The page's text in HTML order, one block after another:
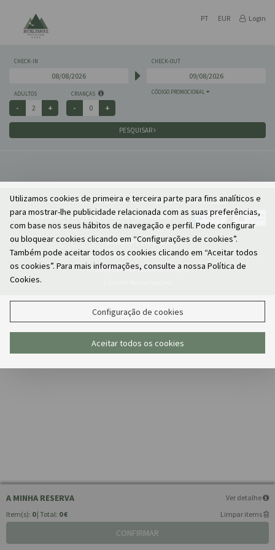
PT EUR Login
CHECK-IN CHECK-OUT
CÓDIGO PROMOCIONAL
ADULTOS CRIANÇAS
PESQUISAR
A MINHA RESERVA
Ver detalhe
Item(s): 0 | Total: 0 € Limpar items
CONFIRMAR
© 2026Hotel Parque Serra da LousãPowered bye-GDS
- Because a Hotel Sells More Than Rooms
Política de Privacidade
Política de Cookies
Resolução Alternativa de Litígios
Utilizamos cookies de primeira e terceira parte para fins analíticos e
para mostrar-lhe publicidade relacionada com as suas preferências,
com base nos seus hábitos de navegação e perfil. Pode configurar
ou bloquear cookies clicando em “Configurações de cookies”.
Também pode aceitar todos os cookies clicando em “Aceitar todos
os cookies”. Para mais informações, consulte a nossa Política de
Cookies.
Configuração de cookies
Aceitar todos os cookies